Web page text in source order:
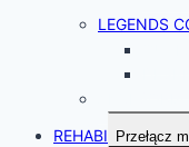
LEGENDS
REHABI
Przełącz